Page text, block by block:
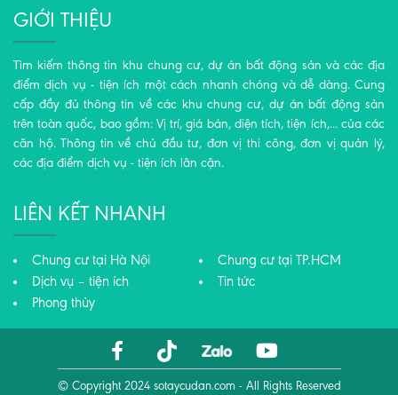
GIỚI THIỆU
Tìm kiếm thông tin khu chung cư, dự án bất động sản và các địa
điểm dịch vụ - tiện ích một cách nhanh chóng và dễ dàng. Cung
cấp đầy đủ thông tin về các khu chung cư, dự án bất động sản
trên toàn quốc, bao gồm: Vị trí, giá bán, diện tích, tiện ích,... của các
căn hộ. Thông tin về chủ đầu tư, đơn vị thi công, đơn vị quản lý,
các địa điểm dịch vụ - tiện ích lân cận.
LIÊN KẾT NHANH
Chung cư tại Hà Nội
Chung cư tại TP.HCM
Dịch vụ – tiện ích
Tin tức
Phong thủy
© Copyright 2024 sotaycudan.com- All Rights Reserved